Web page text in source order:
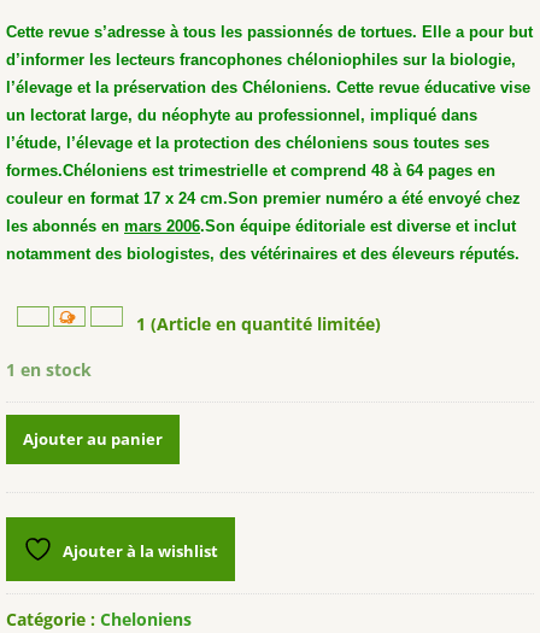
Cette revue s’adresse à tous les passionnés de tortues. Elle a pour but
d’informer les lecteurs francophones chéloniophiles sur la biologie,
l’élevage et la préservation des Chéloniens. Cette revue éducative vise
un lectorat large, du néophyte au professionnel, impliqué dans
l’étude, l’élevage et la protection des chéloniens sous toutes ses
formes.Chéloniens est trimestrielle et comprend 48 à 64 pages en
couleur en format 17 x 24 cm.Son premier numéro a été envoyé chez
les abonnés en mars 2006.Son équipe éditoriale est diverse et inclut
notamment des biologistes, des vétérinaires et des éleveurs réputés.
1 (Article en quantité limitée)
1 en stock
n°43
Ajouter au panier
Ajouter à la wishlist
Catégorie : Cheloniens